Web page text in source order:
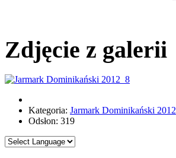
Zdjęcie z galerii
Kategoria: Jarmark Dominikański 2012
Odsłon: 319